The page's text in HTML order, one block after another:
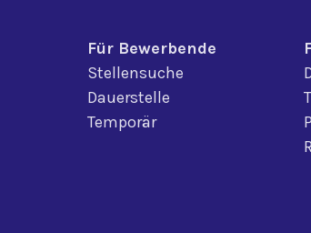
Für Bewerbende
Stellensuche
Dauerstelle
Temporär